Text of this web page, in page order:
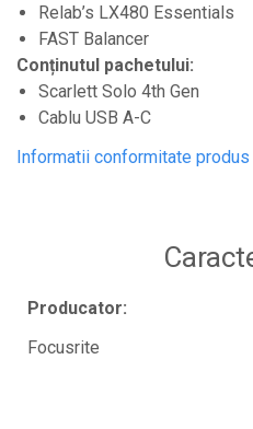
Accesorii stative
Stative de mixer
Stative de partituri
Case-uri, rack, huse si genti
Case-uri universale
Amplificatoare de casti
Relab’s LX480 Essentials
FAST Balancer
Conținutul pachetului:
Scarlett Solo 4th Gen
Cablu USB A-C
Informatii conformitate produs
Producator:
Focusrite